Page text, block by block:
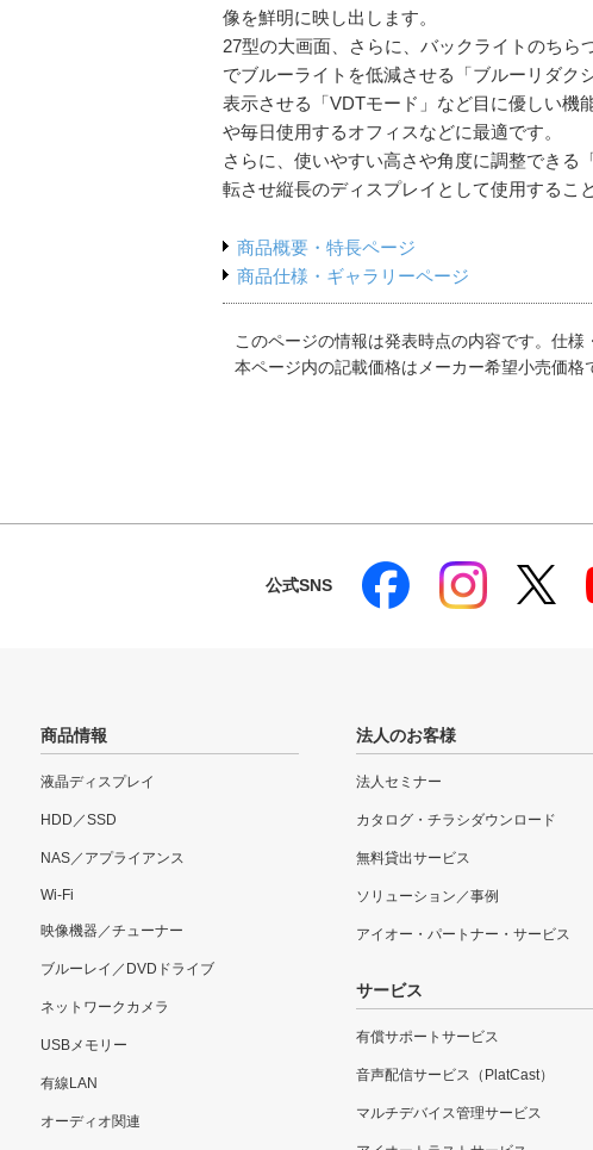
像を鮮明に映し出します。
27型の大画面、さらに、バックライトのち
でブルーライトを低減させる「ブルーリダク
表示させる「VDTモード」など目に優しい機
や毎日使用するオフィスなどに最適です。
さらに、使いやすい高さや角度に調整できる
転させ縦長のディスプレイとして使用するこ
商品概要・特長ページ
商品仕様・ギャラリーページ
このページの情報は発表時点の内容です。仕
本ページ内の記載価格はメーカー希望小売価格
公式SNS
商品情報
液晶ディスプレイ
HDD／SSD
NAS／アプライアンス
Wi-Fi
映像機器／チューナー
ブルーレイ／DVDドライブ
ネットワークカメラ
USBメモリー
有線LAN
オーディオ関連
法人のお客様
法人セミナー
カタログ・チラシダウンロード
無料貸出サービス
ソリューション／事例
アイオー・パートナー・サービス
サービス
有償サポートサービス
音声配信サービス（PlatCast）
マルチデバイス管理サービス